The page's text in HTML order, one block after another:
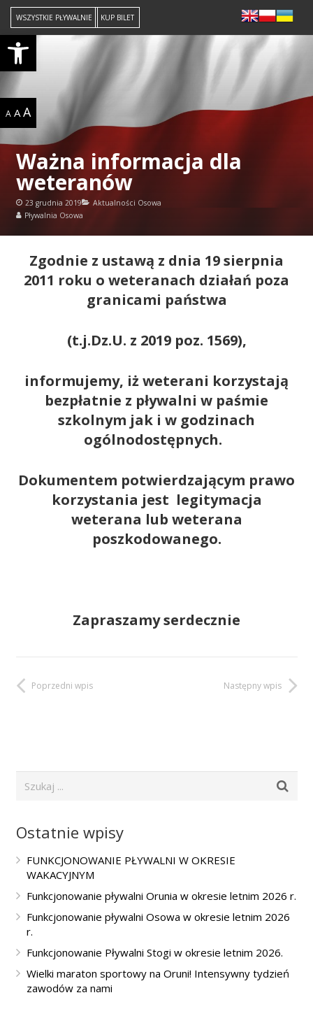
Open toolbar
WSZYSTKIE PŁYWALNIE KUP BILET
A A A
Ważna informacja dla
weteranów
23 grudnia 2019
Aktualności Osowa
Pływalnia Osowa
Zgodnie z ustawą z dnia 19 sierpnia
2011 roku o weteranach działań poza
granicami państwa
(t.j.Dz.U. z 2019 poz. 1569),
informujemy, iż weterani korzystają
bezpłatnie z pływalni w paśmie
szkolnym jak i w godzinach
ogólnodostępnych.
Dokumentem potwierdzającym prawo
korzystania jest legitymacja
weterana lub weterana
poszkodowanego.
Zapraszamy serdecznie
Poprzedni wpis Następny wpis
Ostatnie wpisy
FUNKCJONOWANIE PŁYWALNI W OKRESIE
WAKACYJNYM
Funkcjonowanie pływalni Orunia w okresie letnim 2026 r.
Funkcjonowanie pływalni Osowa w okresie letnim 2026
r.
Funkcjonowanie Pływalni Stogi w okresie letnim 2026.
Wielki maraton sportowy na Oruni! Intensywny tydzień
zawodów za nami